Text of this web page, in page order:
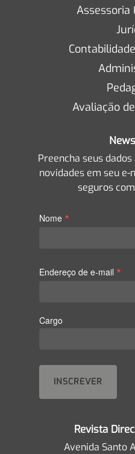
Assessoria
Avaliação
Preencha seus
novidades em seu e-
seguros
Nome *
Endereço de e-mail *
Cargo
Revista
Avenida Santo